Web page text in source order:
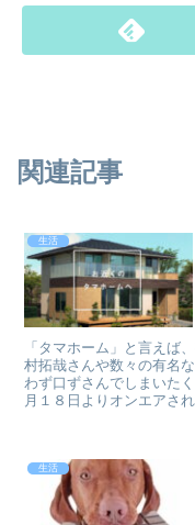
関連記事
生活
「タマホーム」と言えば
村拓哉さんや数々の有名
わず口ずさんでしまいた
月１８日よりオンエアさ
生活